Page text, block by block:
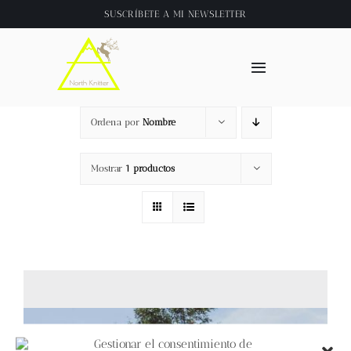
Gestionar el consentimiento de
al
SUSCRÍBETE A MI NEWSLETTER
Toggle
Inicio
About
Tienda
Videos
Ordena por Nombre
Mostrar 1 productos